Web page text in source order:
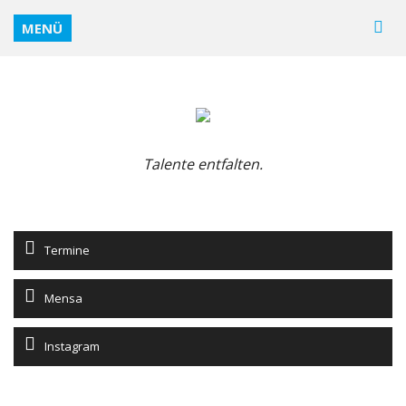
MENÜ
Talente entfalten.
Termine
Mensa
Instagram